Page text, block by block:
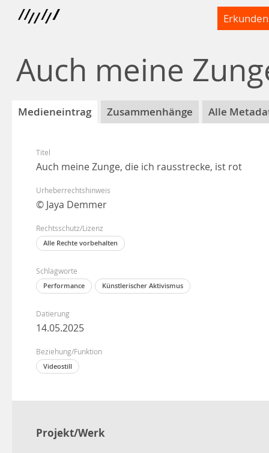
Erkunden
Auch meine
Medieneintrag Zusammenhänge Alle
Titel
Auch meine Zunge, die ich rausstrecke, ist rot
Urheberrechtshinweis
© Jaya Demmer
Rechtsschutz/Lizenz
Alle Rechte vorbehalten
Schlagworte
Performance Künstlerischer Aktivismus
Datierung
14.05.2025
Beziehung/Funktion
Videostill
Projekt/Werk